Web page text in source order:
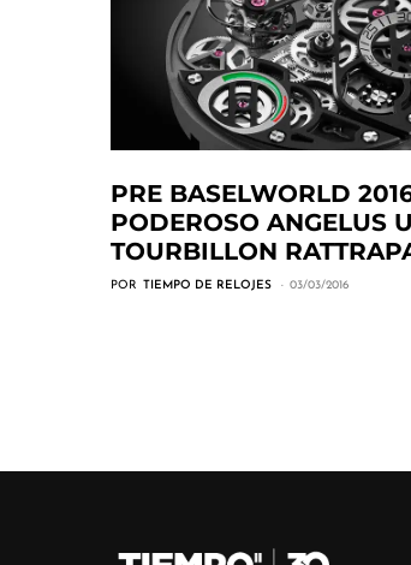
PRE BASELWORLD
PODEROSO ANGELUS
TOURBILLON
POR TIEMPO DE RELOJES 03/03/2016